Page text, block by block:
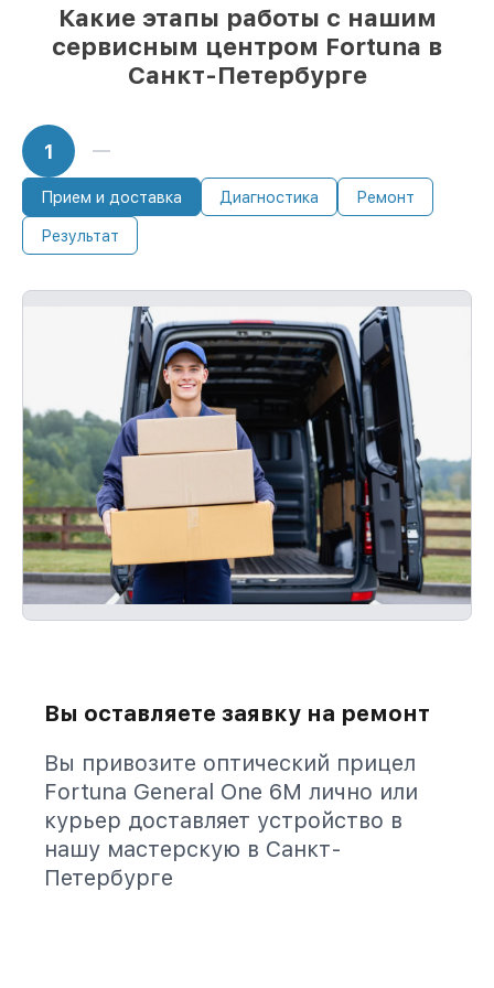
Какие этапы работы с нашим
сервисным центром Fortuna в
Санкт-Петербурге
1
Прием и доставка Диагностика Ремонт
Результат
Вы оставляете заявку на ремонт
Вы привозите оптический прицел
Fortuna General One 6M лично или
курьер доставляет устройство в
нашу мастерскую в Санкт-
Петербурге